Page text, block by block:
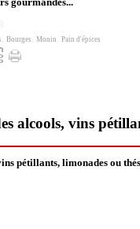
Bourges Monin Pain d'épices
alcools, vins